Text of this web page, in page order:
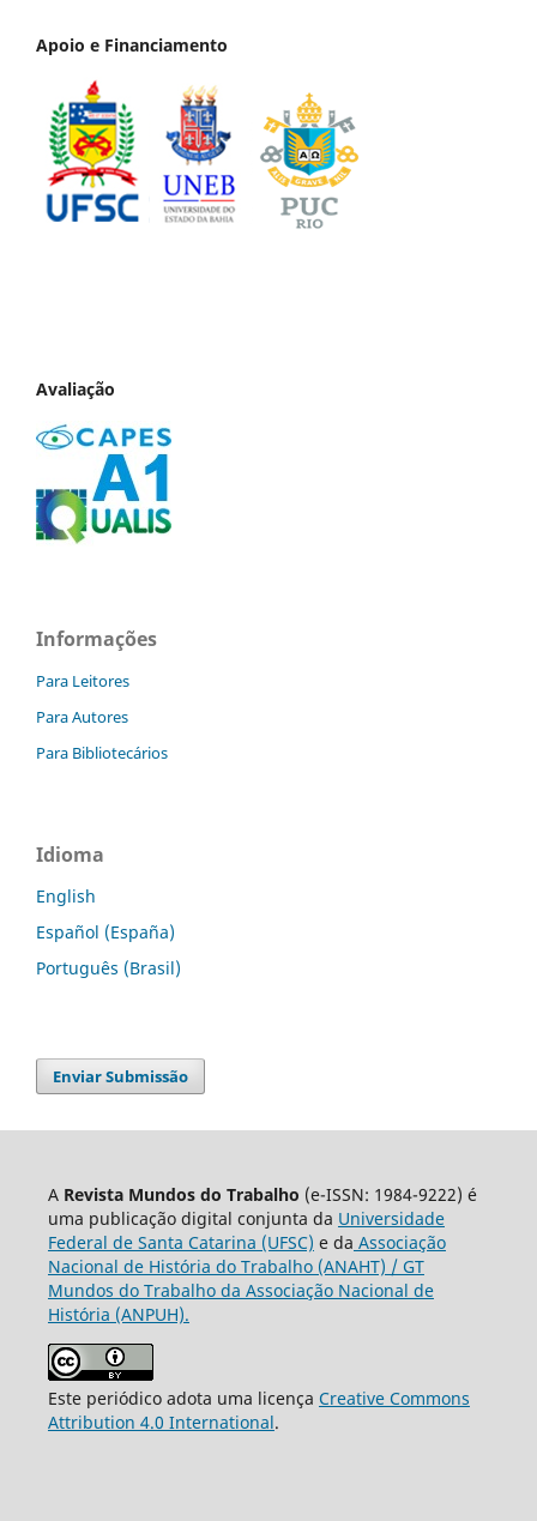
Apoio e Financiamento
Avaliação
Informações
Para Leitores
Para Autores
Para Bibliotecários
Idioma
English
Español (España)
Português (Brasil)
Enviar Submissão
A Revista Mundos do Trabalho (e-ISSN: 1984-9222) é
uma publicação digital conjunta da Universidade
Federal de Santa Catarina (UFSC) e da Associação
Nacional de História do Trabalho (ANAHT) / GT
Mundos do Trabalho da Associação Nacional de
História (ANPUH).
Este periódico adota uma licença Creative Commons
Attribution 4.0 International.